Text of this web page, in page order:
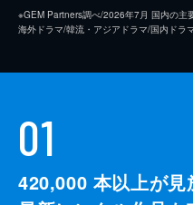
※GEM Partners調べ/2026年7⽉ 国内の主
海外ドラマ/韓流・アジアドラマ/国内ドラ
01
420,000 本以上が見